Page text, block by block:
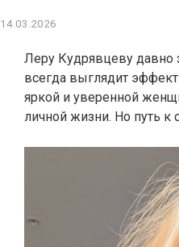
14.03.2026
Леру Кудрявцеву давно
всегда выглядит
яркой и уверенной
личной жизни. Но путь к